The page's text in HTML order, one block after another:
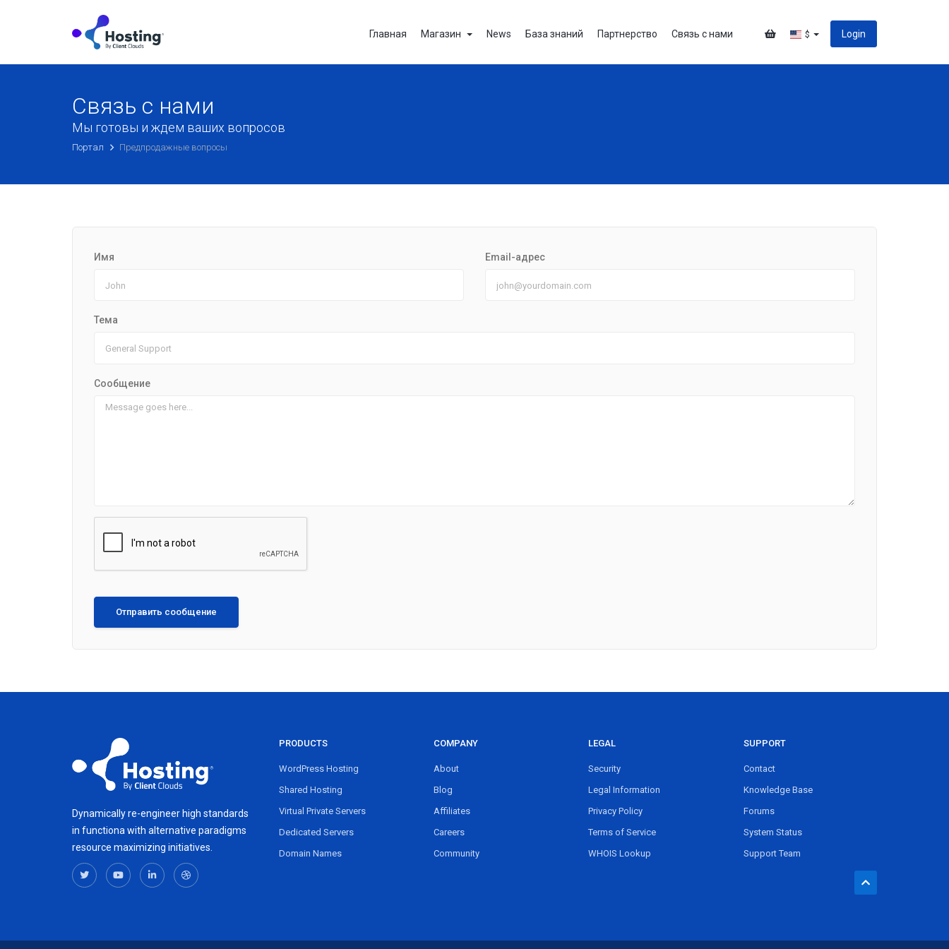
Главная Магазин News База знаний Партнерство Связь с нами $ Login
Связь с нами
Мы готовы и ждем ваших вопросов
Портал Предпродажные вопросы
Имя Email-адрес
Тема
Сообщение
Отправить сообщение
Dynamically re-engineer high standards
in functiona with alternative paradigms
resource maximizing initiatives.
PRODUCTS
WordPress Hosting
Shared Hosting
Virtual Private Servers
Dedicated Servers
Domain Names
COMPANY
About
Blog
Affiliates
Careers
Community
LEGAL
Security
Legal Information
Privacy Policy
Terms of Service
WHOIS Lookup
SUPPORT
Contact
Knowledge Base
Forums
System Status
Support Team